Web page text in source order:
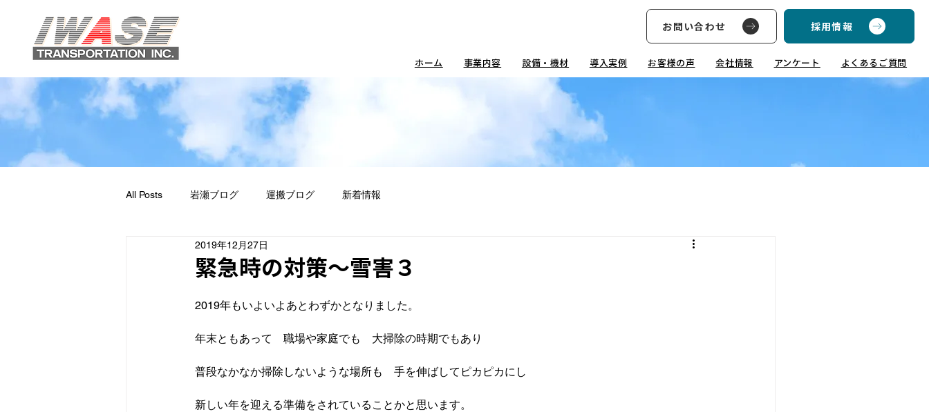
お問い合わせ 採用情報
ホーム 事業内容 設備・機材 導入実例 お客様の声 会社情報 アンケート よくあるご質問
All Posts 岩瀬ブログ 運搬ブログ 新着情報
緊急時の対策～雪害３
2019年12月27日
2019年もいよいよあとわずかとなりました。
年末ともあって　職場や家庭でも　大掃除の時期でもあり
普段なかなか掃除しないような場所も　手を伸ばしてピカピカにし
新しい年を迎える準備をされていることかと思います。